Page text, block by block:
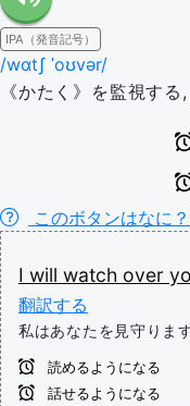
IPA（発音記号）
/wɑtʃ ˈoʊvər/
《かたく》を監視す
このボタンはなに？
I will watch over
翻訳する
私はあなたを見守ります
読めるようになる
話せるようになる